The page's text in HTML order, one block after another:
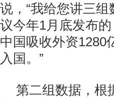
说，“我给您讲三
议今年1月底发布
中国吸收外资1280
入国。”
第二组数据，根